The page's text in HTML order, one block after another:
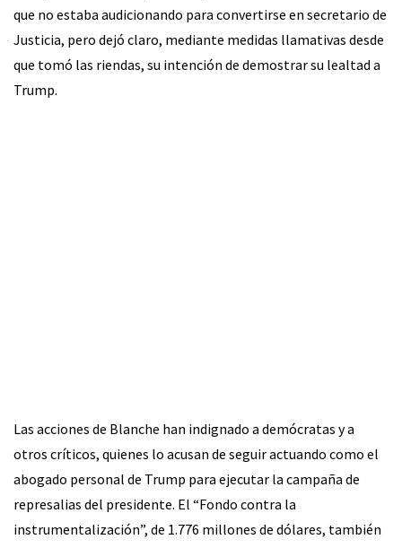
que no estaba audicionando para convertirse en secretario de
Justicia, pero dejó claro, mediante medidas llamativas desde
que tomó las riendas, su intención de demostrar su lealtad a
Trump.
Las acciones de Blanche han indignado a demócratas y a
otros críticos, quienes lo acusan de seguir actuando como el
abogado personal de Trump para ejecutar la campaña de
represalias del presidente. El “Fondo contra la
instrumentalización”, de 1.776 millones de dólares, también